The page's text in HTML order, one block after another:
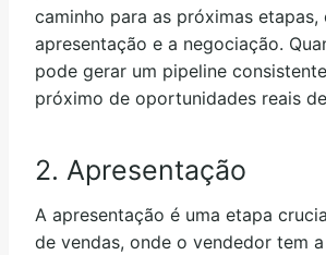
caminho para as próximas etapas,
apresentação e a negociação.
pode gerar um pipeline
próximo de oportunidades reais
2. Apresentação
A apresentação é uma etapa
de vendas, onde o vendedor tem